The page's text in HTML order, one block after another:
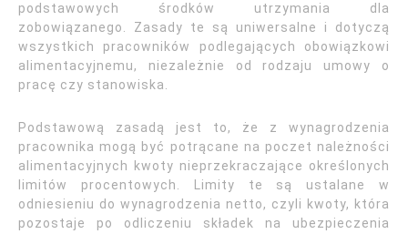
podstawowych środków utrzymania dla
zobowiązanego. Zasady te są uniwersalne i dotyczą
wszystkich pracowników podlegających obowiązkowi
alimentacyjnemu, niezależnie od rodzaju umowy o
pracę czy stanowiska.
Podstawową zasadą jest to, że z wynagrodzenia
pracownika mogą być potrącane na poczet należności
alimentacyjnych kwoty nieprzekraczające określonych
limitów procentowych. Limity te są ustalane w
odniesieniu do wynagrodzenia netto, czyli kwoty, która
pozostaje po odliczeniu składek na ubezpieczenia